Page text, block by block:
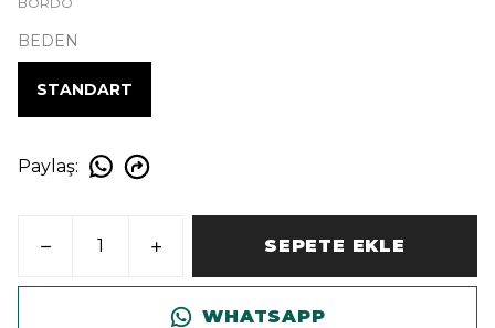
BEDEN
STANDART
Paylaş:
SEPETE EKLE
WHATSAPP